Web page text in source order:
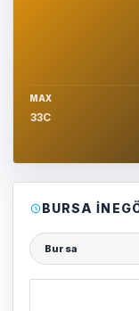
MAX
33C
BURSA
Şehir seçin